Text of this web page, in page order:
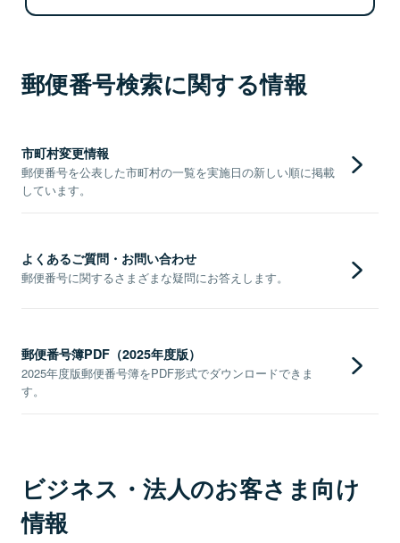
郵便番号検索に関する情報
市町村変更情報
郵便番号を公表した市町村の一覧を実施日の新しい順に掲載
しています。
よくあるご質問・お問い合わせ
郵便番号に関するさまざまな疑問にお答えします。
郵便番号簿PDF（2025年度版）
2025年度版郵便番号簿をPDF形式でダウンロードできま
す。
ビジネス・法人のお客さま向け
情報